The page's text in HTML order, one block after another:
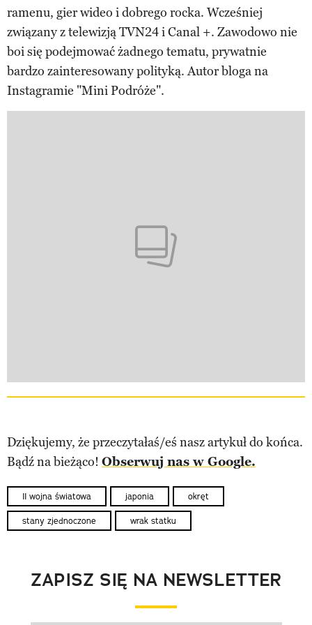
ramenu, gier wideo i dobrego rocka. Wcześniej
związany z telewizją TVN24 i Canal +. Zawodowo nie
boi się podejmować żadnego tematu, prywatnie
bardzo zainteresowany polityką. Autor bloga na
Instagramie "Mini Podróże".
Dziękujemy, że przeczytałaś/eś nasz artykuł do końca.
Bądź na bieżąco! Obserwuj nas w Google.
II wojna światowa japonia okręt
stany zjednoczone wrak statku
ZAPISZ SIĘ NA NEWSLETTER